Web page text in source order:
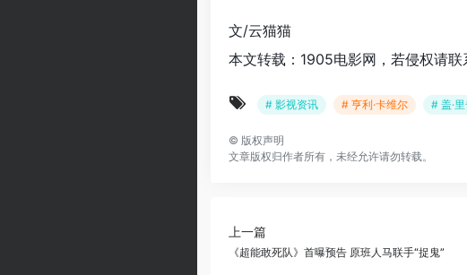
文/云猫猫
本文转载：1905电影网，若侵权请联
# 影视资讯 # 亨利·卡维尔 # 盖·
© 版权声明
文章版权归作者所有，未经允许请勿转载。
上一篇
《超能敢死队》首曝预告 原班人马联手“捉鬼”